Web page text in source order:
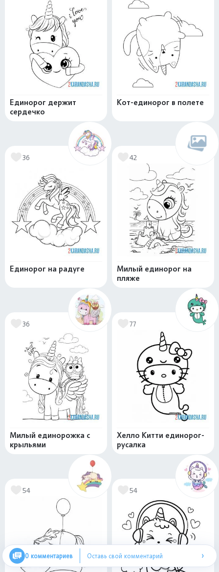
Единорог держит
сердечко
Кот-единорог в полете
36
Единорог на радуге
42
Милый единорог на
пляже
36
Милый единорожка с
крыльями
77
Хелло Китти единорог-
русалка
54 54
0 комментариев Оставь свой комментарий ›